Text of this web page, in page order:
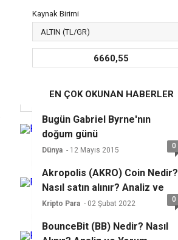
Kaynak Birimi
6660,55
EN ÇOK OKUNAN HABERLER
Bugün Gabriel Byrne'nın
doğum günü
Dünya - 12 Mayıs 2015 0
Akropolis (AKRO) Coin Nedir?
Nasıl satın alınır? Analiz ve
yorum
Kripto Para - 02 Şubat 2022 0
BounceBit (BB) Nedir? Nasıl